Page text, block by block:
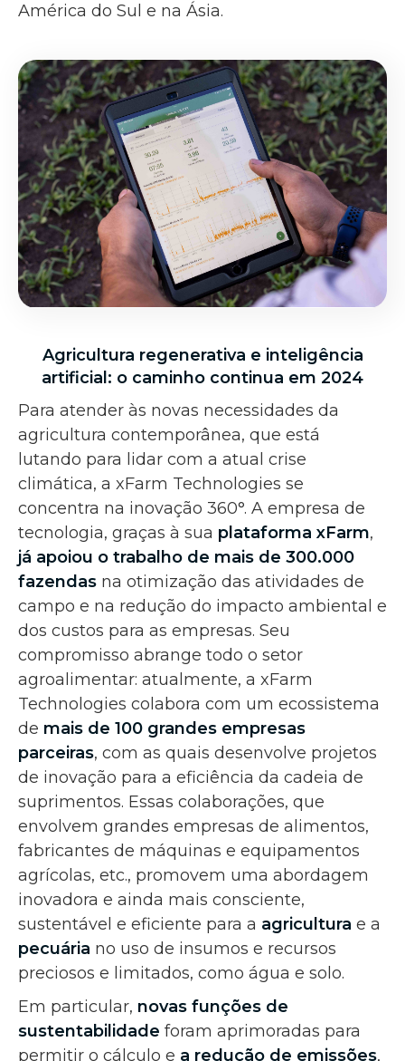
América do Sul e na Ásia.
Agricultura regenerativa e inteligência
artificial: o caminho continua em 2024
Para atender às novas necessidades da
agricultura contemporânea, que está
lutando para lidar com a atual crise
climática, a xFarm Technologies se
concentra na inovação 360°. A empresa de
tecnologia, graças à sua plataforma xFarm,
já apoiou o trabalho de mais de 300.000
fazendas na otimização das atividades de
campo e na redução do impacto ambiental e
dos custos para as empresas. Seu
compromisso abrange todo o setor
agroalimentar: atualmente, a xFarm
Technologies colabora com um ecossistema
de mais de 100 grandes empresas
parceiras, com as quais desenvolve projetos
de inovação para a eficiência da cadeia de
suprimentos. Essas colaborações, que
envolvem grandes empresas de alimentos,
fabricantes de máquinas e equipamentos
agrícolas, etc., promovem uma abordagem
inovadora e ainda mais consciente,
sustentável e eficiente para a agricultura e a
pecuária no uso de insumos e recursos
preciosos e limitados, como água e solo.
Em particular, novas funções de
sustentabilidade foram aprimoradas para
permitir o cálculo e a redução de emissões,